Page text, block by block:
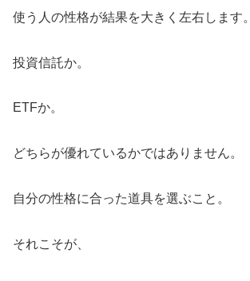
使う人の性格が結果を大きく左右します。
投資信託か。
ETFか。
どちらが優れているかではありません。
自分の性格に合った道具を選ぶこと。
それこそが、